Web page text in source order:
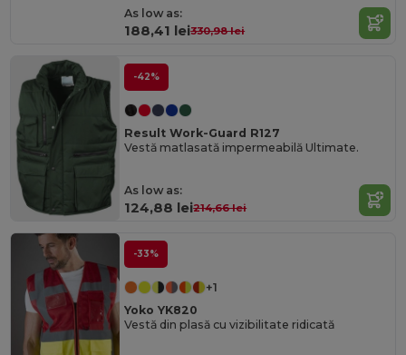
As low as:
188,41 lei330,98 lei
-42%
Result Work-Guard R127
Vestă matlasată impermeabilă Ultimate.
As low as:
124,88 lei214,66 lei
-33%
+1
Yoko YK820
Vestă din plasă cu vizibilitate ridicată